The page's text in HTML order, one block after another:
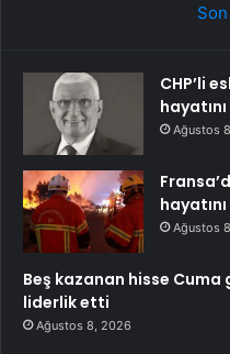
CHP’li
Ağustos
Ağustos
Beş kazanan hisse
liderlik etti
Ağustos 8, 2026